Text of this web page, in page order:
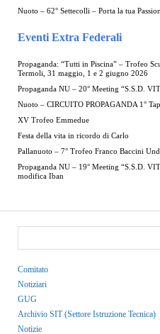
Nuoto – 62° Settecolli – Porta la tua
Eventi Extra Federali
Propaganda: “Tutti in Piscina” – Trofeo
Termoli, 31 maggio, 1 e 2 giugno 2026
Propaganda NU – 20° Meeting “S.S.D.
Nuoto – CIRCUITO PROPAGANDA 1°
XV Trofeo Emmedue
Festa della vita in ricordo di Carlo
Pallanuoto – 7° Trofeo Franco Baccini
Propaganda NU – 19° Meeting “S.S.D.
modifica Iban
Comitato
Notiziari
GUG
Archivio SIT (Settore Istruzione Tecnica)
Notizie